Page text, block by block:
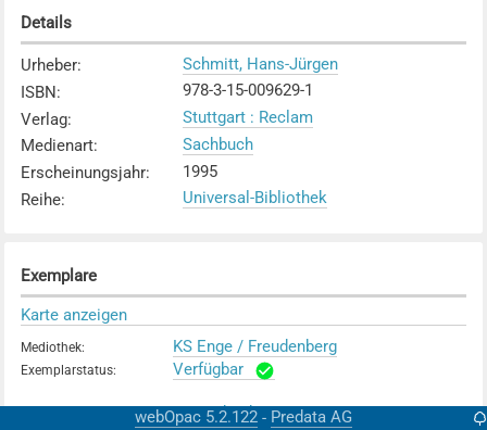
Details
Urheber:
Schmitt, Hans-Jürgen
ISBN:
978-3-15-009629-1
Verlag:
Stuttgart : Reclam
Medienart:
Sachbuch
Erscheinungsjahr:
1995
Reihe: Universal-Bibliothek
Exemplare
Karte anzeigen
Mediothek: KS Enge / Freudenberg
Exemplarstatus: Verfügbar
KS Rychenberg / im Lee
webOpac 5.2.122 - Predata AG